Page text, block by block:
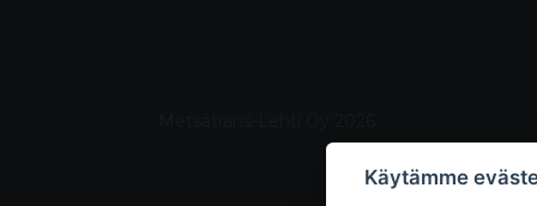
Käytämme